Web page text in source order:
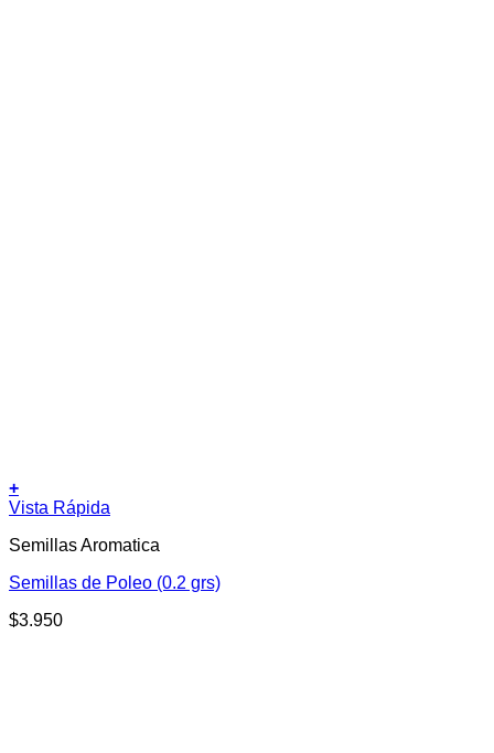
+
Vista Rápida
Semillas Aromatica
Semillas de Poleo (0.2 grs)
$3.950